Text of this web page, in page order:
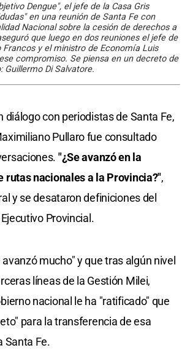
Dengue", el jefe de la Casa Gris
en una reunión de Santa Fe con
Nacional sobre la cesión de derechos a
que luego en dos reuniones el jefe de
Francos y el ministro de Economía Luis
compromiso. Se piensa en un decreto de
Guillermo Di Salvatore.
diálogo con periodistas de Santa Fe,
Pullaro fue consultado
"¿Se avanzó en la
rutas nacionales a la Provincia?",
y se desataron definiciones del
Provincial.
mucho" y que tras algún nivel
líneas de la Gestión Milei,
nacional le ha "ratificado" que
para la transferencia de esa
Santa Fe.